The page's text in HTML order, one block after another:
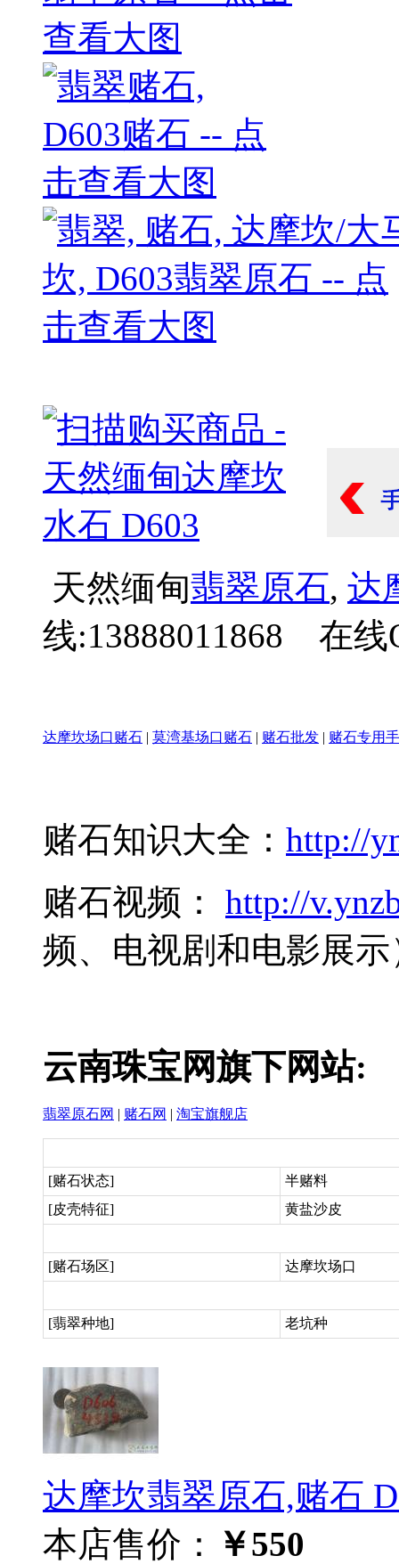
天然缅甸翡翠原石, 达
线:13888011868 在线
达摩坎场口赌石 | 莫湾基场口赌石 | 赌石批发 | 赌石专用
赌石知识大全： http://
赌石视频： http://
频、电视剧和电影展示
云南珠宝网旗下网站:
翡翠原石网 | 赌石网 | 淘宝旗舰店
[赌石状态]
半赌料
[皮壳特征]
黄盐沙皮
[赌石场区] 达摩坎场口
[翡翠种地] 老坑种
达摩坎翡翠原石,赌石
本店售价：
￥550